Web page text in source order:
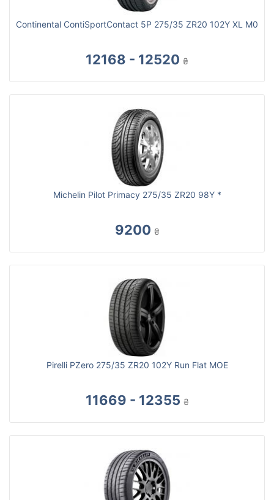
Continental ContiSportContact 5P 275/35 ZR20 102Y XL M0
12168 - 12520 ₴
Michelin Pilot Primacy 275/35 ZR20 98Y *
9200 ₴
Pirelli PZero 275/35 ZR20 102Y Run Flat MOE
11669 - 12355 ₴